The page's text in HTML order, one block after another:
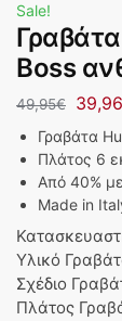
Sale!
Boss
49,95€ 39,96
Γραβάτα
Πλάτος 6
Από 40%
Made in
Υλικό
Σχέδιο
Πλάτος